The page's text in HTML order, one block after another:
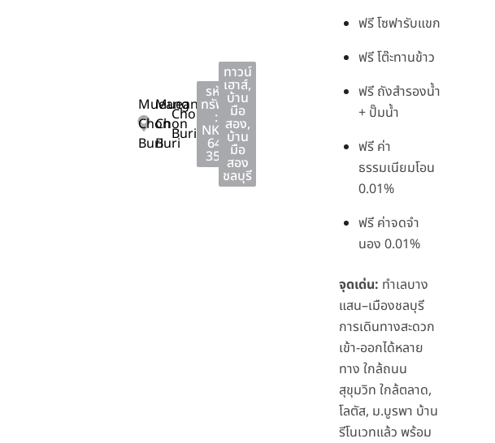
Mueang
Chon
Buri
Mueang
Chon
Buri
Chon
Buri
รหัส
ทรัพย์
:
NKA-
64-
358
ทาวน์
เฮาส์,
บ้าน
มือ
สอง,
บ้าน
มือ
สอง
ชลบุรี
ฟรี โซฟารับแขก
ฟรี โต๊ะทานข้าว
ฟรี ถังสำรองน้ำ
+ ปั๊มน้ำ
ฟรี ค่า
ธรรมเนียมโอน
0.01%
ฟรี ค่าจดจำ
นอง 0.01%
จุดเด่น: ทำเลบาง
แสน–เมืองชลบุรี
การเดินทางสะดวก
เข้า-ออกได้หลาย
ทาง ใกล้ถนน
สุขุมวิท ใกล้ตลาด,
โลตัส, ม.บูรพา บ้าน
รีโนเวทแล้ว พร้อม